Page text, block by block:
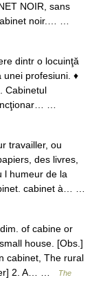
NOIR, sans
noir.… …
dintr o locuinţă
unei profesiuni. ♦
Cabinetul
…
travailler, ou
des livres,
l humeur de la
cabinet à… …
of cabine or
house. [Obs.]
cabinet, The rural
2. A… …
The